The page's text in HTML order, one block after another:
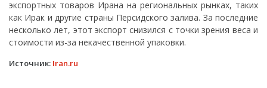
экспортных товаров Ирана на региональных рынках, таких
как Ирак и другие страны Персидского залива. За последние
несколько лет, этот экспорт снизился с точки зрения веса и
стоимости из-за некачественной упаковки.
Источник: Iran.ru